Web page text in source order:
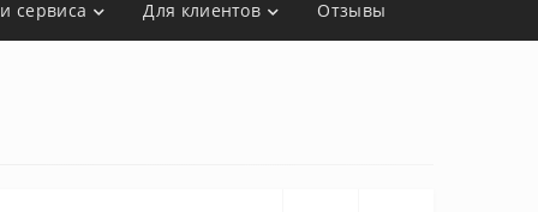
сервиса Для клиентов Отзывы